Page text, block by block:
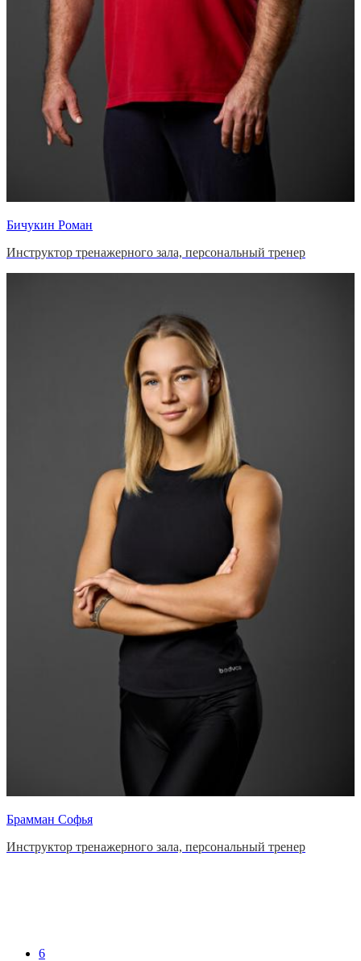
Бичукин Роман
Инструктор тренажерного зала, персональный тренер
Брамман Софья
Инструктор тренажерного зала, персональный тренер
6